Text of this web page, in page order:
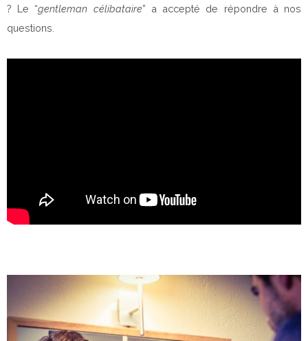
? Le “gentleman célibataire” a accepté de répondre à nos
questions.